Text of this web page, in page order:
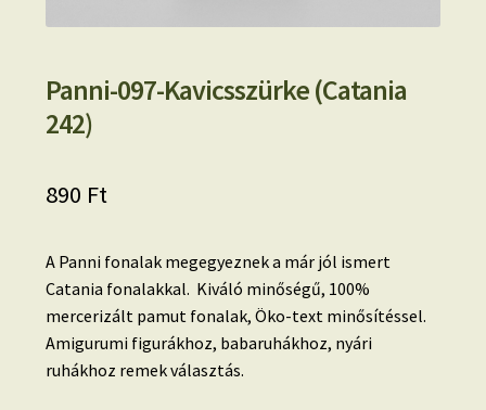
Panni-097-Kavicsszürke (Catania
242)
890 Ft
A Panni fonalak megegyeznek a már jól ismert
Catania fonalakkal. Kiváló minőségű, 100%
mercerizált pamut fonalak, Öko-text minősítéssel.
Amigurumi figurákhoz, babaruhákhoz, nyári
ruhákhoz remek választás.